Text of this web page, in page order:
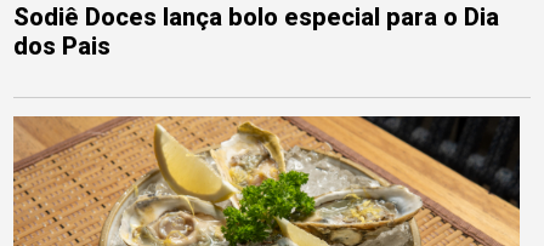
Sodiê Doces lança bolo especial para o Dia
dos Pais